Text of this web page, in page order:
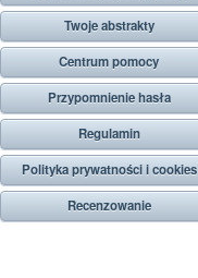
Twoje abstrakty
Centrum pomocy
Przypomnienie hasła
Regulamin
Polityka prywatności i cookies
Recenzowanie